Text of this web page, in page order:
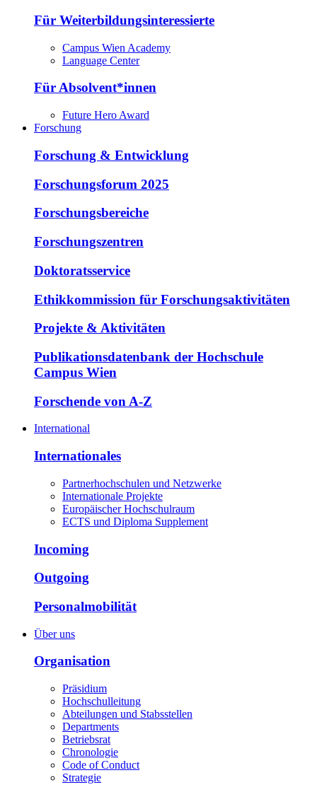
Für Weiterbildungsinteressierte
Campus Wien Academy
Language Center
Für Absolvent*innen
Future Hero Award
Forschung
Forschung & Entwicklung
Forschungsforum 2025
Forschungsbereiche
Forschungszentren
Doktoratsservice
Ethikkommission für Forschungsaktivitäten
Projekte & Aktivitäten
Publikationsdatenbank der Hochschule
Campus Wien
Forschende von A-Z
International
Internationales
Partnerhochschulen und Netzwerke
Internationale Projekte
Europäischer Hochschulraum
ECTS und Diploma Supplement
Incoming
Outgoing
Personalmobilität
Über uns
Organisation
Präsidium
Hochschulleitung
Abteilungen und Stabsstellen
Departments
Betriebsrat
Chronologie
Code of Conduct
Strategie